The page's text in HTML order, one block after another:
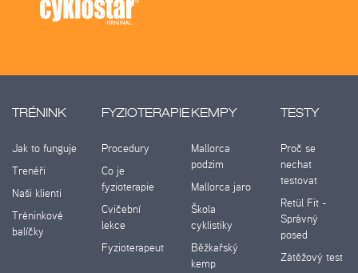
TRÉNINK
Jak to funguje
Trenéři
Naši klienti
Tréninkové
balíčky
FYZIOTERAPIE
Procedury
Co je
fyzioterapie
Cvičební
lekce
Fyzioterapeut
KEMPY
Mallorca
podzim
Mallorca jaro
Škola
cyklistiky
Běžkařský
kemp
TESTY
Proč se
nechat
testovat
Retül Fit -
Správný
posed
Zátěžový test